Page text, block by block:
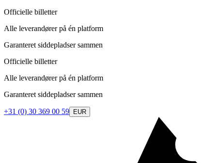
Officielle billetter
Alle leverandører på én platform
Garanteret siddepladser sammen
Officielle billetter
Alle leverandører på én platform
Garanteret siddepladser sammen
+31 (0) 30 369 00 59 EUR